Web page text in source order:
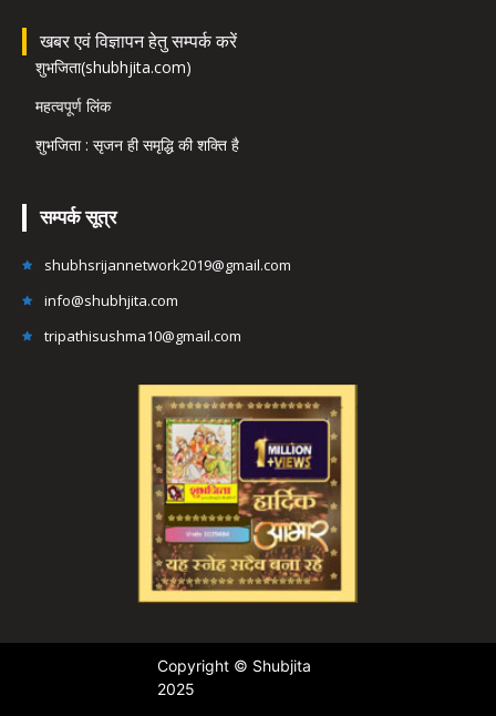
खबर एवं विज्ञापन हेतु सम्पर्क करें
शुभजिता(shubhjita.com)
महत्वपूर्ण लिंक
शुभजिता : सृजन ही समृद्धि की शक्ति है
सम्पर्क सूत्र
shubhsrijannetwork2019@gmail.com
info@shubhjita.com
tripathisushma10@gmail.com
Copyright © Shubjita
2025